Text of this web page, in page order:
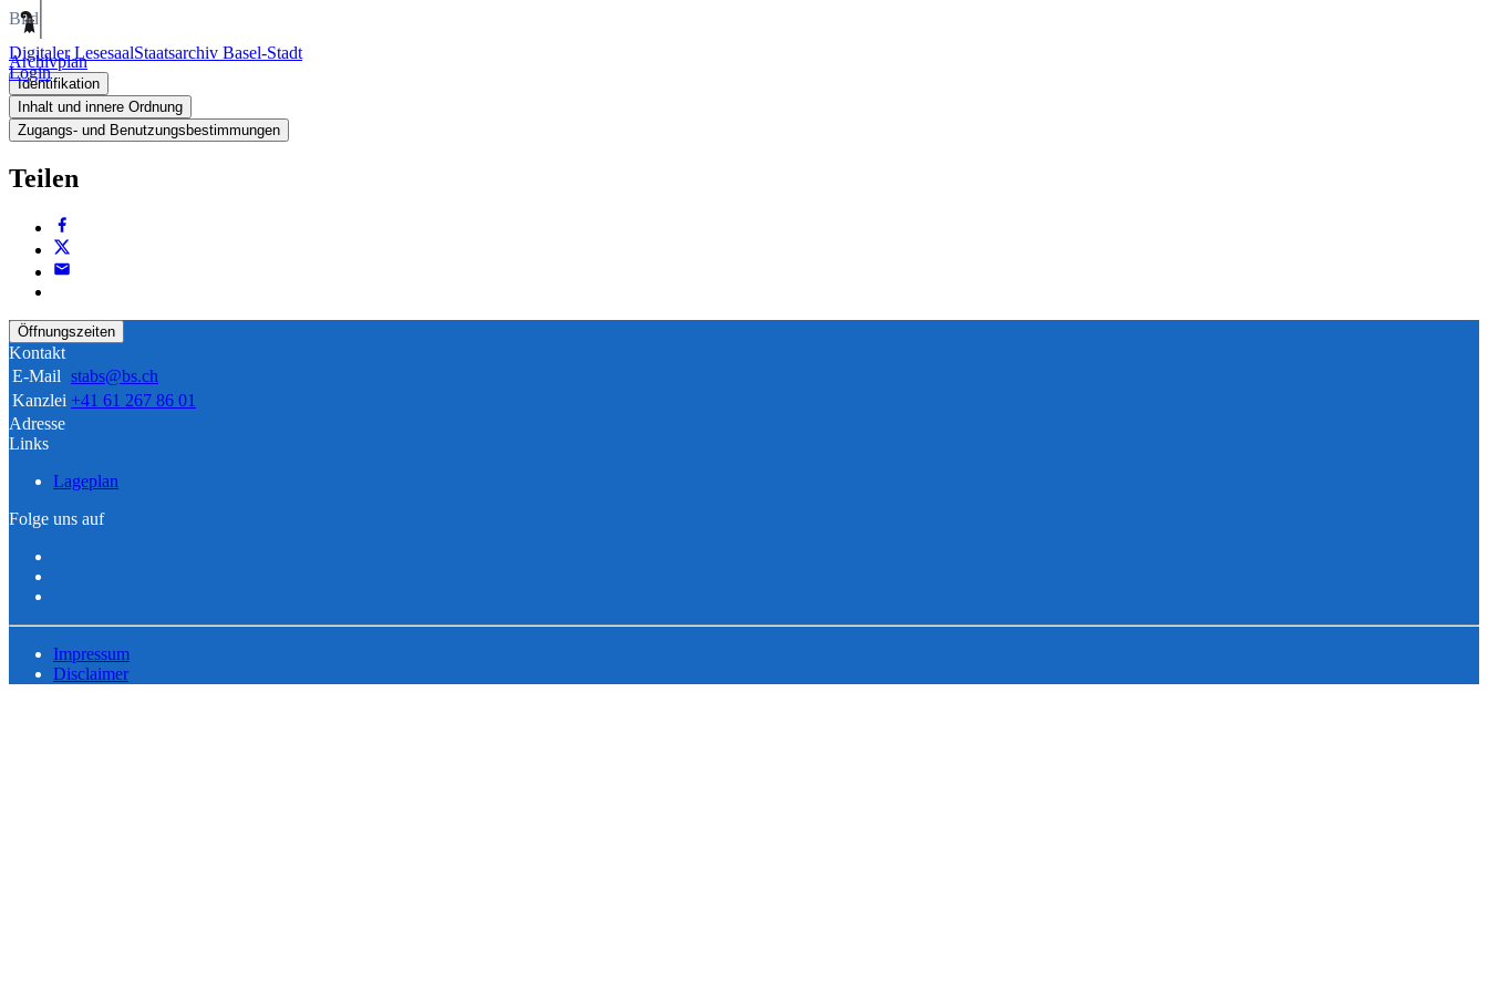
Digitaler LesesaalStaatsarchiv Basel-Stadt
Login
Bild
Archivplan
Identifikation
Inhalt und innere Ordnung
Zugangs- und Benutzungsbestimmungen
Teilen
Öffnungszeiten
Kontakt
E-Mail stabs@bs.ch
Kanzlei +41 61 267 86 01
Adresse
Links
Lageplan
Folge uns auf
Impressum
Disclaimer